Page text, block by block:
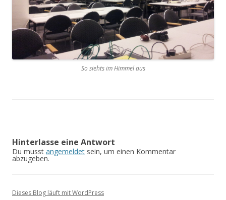
So siehts im Himmel aus
Hinterlasse eine Antwort
Du musst angemeldet sein, um einen Kommentar
abzugeben.
Dieses Blog läuft mit WordPress